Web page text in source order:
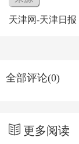
天津网-天津日报
全部评论(0)
更多阅读